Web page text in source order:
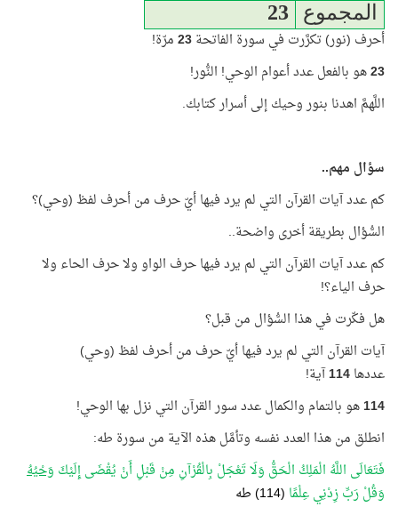
المجموع
23
أحرف (نور) تكرَّرت في سورة الفاتحة23مرّة!
23هو بالفعل عدد أعوام الوحي! النُّور!
اللَّهمَّ اهدنا بنور وحيك إلى أسرار كتابك.
سؤال مهم..
كم عدد آيات القرآن التي لم يرد فيها أيّ حرف من أحرف لفظ (وحي)؟
السُّؤال بطريقة أخرى واضحة..
كم عدد آيات القرآن التي لم يرد فيها حرف الواو ولا حرف الحاء ولا
حرف الياء؟!
هل فكّرت في هذا السُّؤال من قبل؟
آيات القرآن التي لم يرد فيها أيّ حرف من أحرف لفظ (وحي)
عددها114آية!
114هو بالتمام والكمال عدد سور القرآن التي نزل بها الوحي!
انطلق من هذا العدد نفسه وتأمَّل هذه الآية من سورة طه:
فَتَعَالَى اللَّهُ الْمَلِكُ الْحَقُّ وَلَا تَعْجَلْ بِالْقُرْآنِ مِنْ قَبْلِ أَنْ يُقْضَى إِلَيْكَ وَحْيُهُ
وَقُلْ رَبِّ زِدْنِي عِلْمًا (114) طه